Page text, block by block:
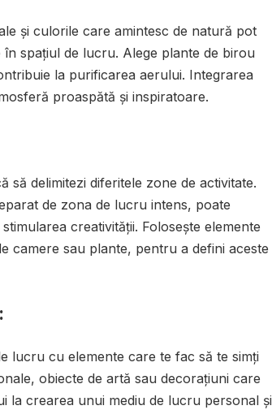
și culorile care amintesc de natură pot
spațiul de lucru. Alege plante de birou
la purificarea aerului. Integrarea
proaspătă și inspiratoare.
să delimitezi diferitele zone de activitate.
de zona de lucru intens, poate
creativității. Folosește elemente
camere sau plante, pentru a defini aceste
lucru cu elemente care te fac să te simți
obiecte de artă sau decorațiuni care
la crearea unui mediu de lucru personal și